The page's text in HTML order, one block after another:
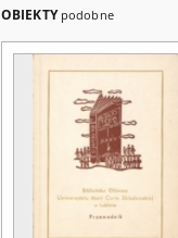
OBIEKTY podobne